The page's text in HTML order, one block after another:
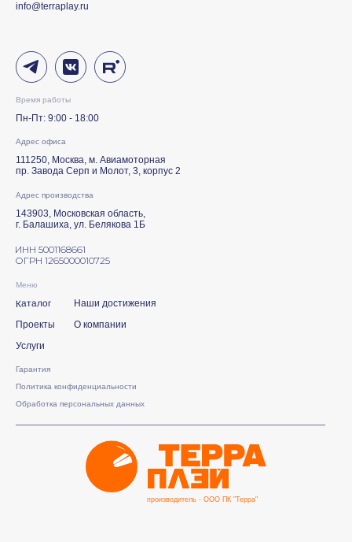
производитель - ООО ПК "Терра"
info@terraplay.ru
Пн-Пт: 9:00 - 18:00
Время работы
Адрес офиса
111250, Москва, м. Авиамоторная
пр. Завода Серп и Молот, 3, корпус 2
ИНН 5001168661
ОГРН 1265000010725
Гарантия
Обработка персональных данных
Меню
Каталог
Проекты
Наши достижения
Услуги
О компании
Политика конфиденциальности
Адрес производства
143903, Московская область,
г. Балашиха, ул. Белякова 1Б